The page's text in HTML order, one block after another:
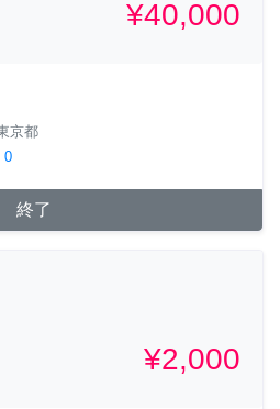
¥40,000
京都
0
終了
¥2,000